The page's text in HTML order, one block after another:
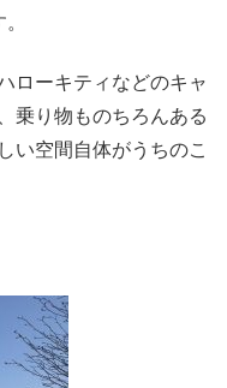
ローキティなどのキャ
乗り物ものちろんある
い空間自体がうちのこ